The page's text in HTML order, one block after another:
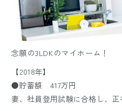
念願の3LDKのマイホーム！
【2018年】
●貯蓄額 417万円
妻、社員登用試験に合格し、正